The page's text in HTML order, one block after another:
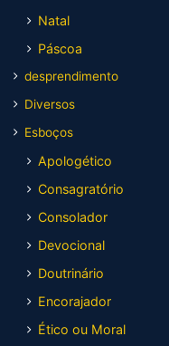
Natal
Páscoa
desprendimento
Diversos
Esboços
Apologético
Consagratório
Consolador
Devocional
Doutrinário
Encorajador
Ético ou Moral